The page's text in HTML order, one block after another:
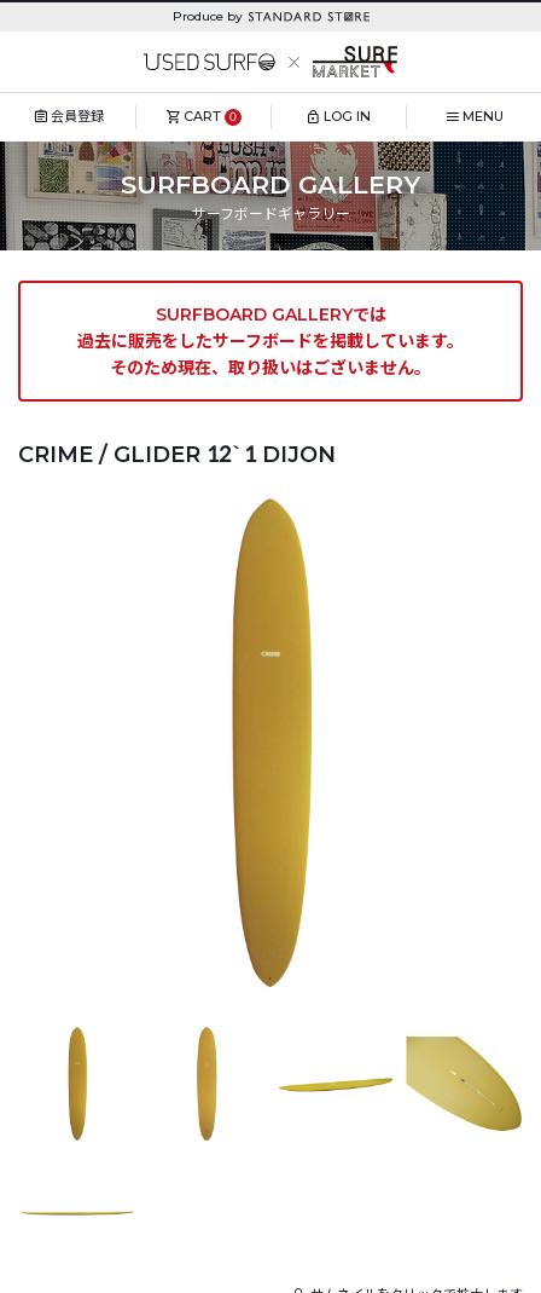
Produce by
会員登録 CART 0 LOG IN MENU
SURFBOARD GALLERY
サーフボードギャラリー
SURFBOARD GALLERYでは
過去に販売をしたサーフボードを掲載しています。
そのため現在、取り扱いはございません。
CRIME / GLIDER 12`1 DIJON